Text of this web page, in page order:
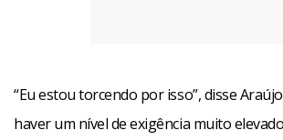
“Eu estou torcendo por isso”, disse
haver um nível de exigência muito